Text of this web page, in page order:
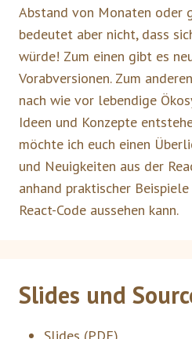
Abstand von Monaten oder
bedeutet aber nicht, dass
würde! Zum einen gibt es
Vorabversionen. Zum
nach wie vor lebendige
Ideen und Konzepte
möchte ich euch einen
und Neuigkeiten aus der
anhand praktischer
React-Code aussehen kann.
Slides und